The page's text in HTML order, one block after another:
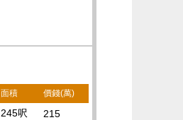
面積 價錢(萬)
245呎
215